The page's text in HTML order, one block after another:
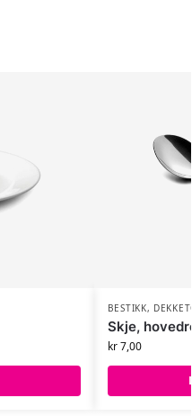
BESTIKK,
Skje,
kr7,00